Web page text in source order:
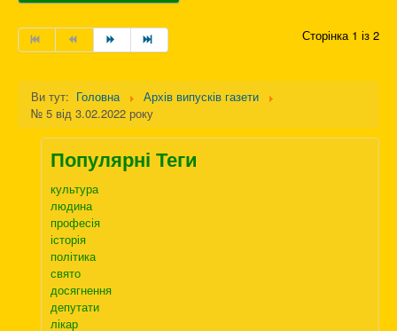
Сторінка 1 із 2
Ви тут: Головна
Архів випусків газети
№ 5 від 3.02.2022 року
Популярні Теги
культура
людина
професія
історія
політика
свято
досягнення
депутати
лікар